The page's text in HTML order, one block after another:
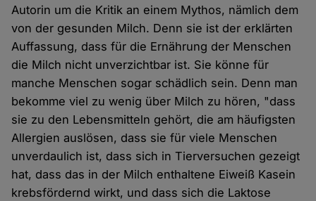
Autorin um die Kritik an einem Mythos, nämlich dem
von der gesunden Milch. Denn sie ist der erklärten
Auffassung, dass für die Ernährung der Menschen
die Milch nicht unverzichtbar ist. Sie könne für
manche Menschen sogar schädlich sein. Denn man
bekomme viel zu wenig über Milch zu hören, "dass
sie zu den Lebensmitteln gehört, die am häufigsten
Allergien auslösen, dass sie für viele Menschen
unverdaulich ist, dass sich in Tierversuchen gezeigt
hat, dass das in der Milch enthaltene Eiweiß Kasein
krebsfördernd wirkt, und dass sich die Laktose